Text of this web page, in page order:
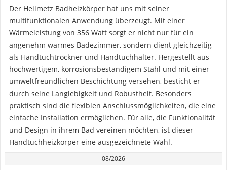
Der Heilmetz Badheizkörper hat uns mit seiner
multifunktionalen Anwendung überzeugt. Mit einer
Wärmeleistung von 356 Watt sorgt er nicht nur für ein
angenehm warmes Badezimmer, sondern dient gleichzeitig
als Handtuchtrockner und Handtuchhalter. Hergestellt aus
hochwertigem, korrosionsbeständigem Stahl und mit einer
umweltfreundlichen Beschichtung versehen, besticht er
durch seine Langlebigkeit und Robustheit. Besonders
praktisch sind die flexiblen Anschlussmöglichkeiten, die eine
einfache Installation ermöglichen. Für alle, die Funktionalität
und Design in ihrem Bad vereinen möchten, ist dieser
Handtuchheizkörper eine ausgezeichnete Wahl.
08/2026